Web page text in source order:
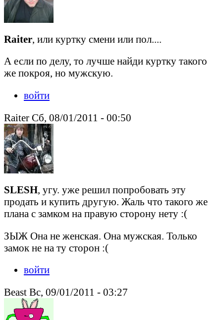
Raiter, или куртку смени или пол....
А если по делу, то лучше найди куртку такого
же покроя, но мужскую.
войти
Raiter Сб, 08/01/2011 - 00:50
SLESH, угу. уже решил попробовать эту
продать и купить другую. Жаль что такого же
плана с замком на правую сторону нету :(
ЗЫЖ Она не женская. Она мужская. Только
замок не на ту сторон :(
войти
Beast Вс, 09/01/2011 - 03:27